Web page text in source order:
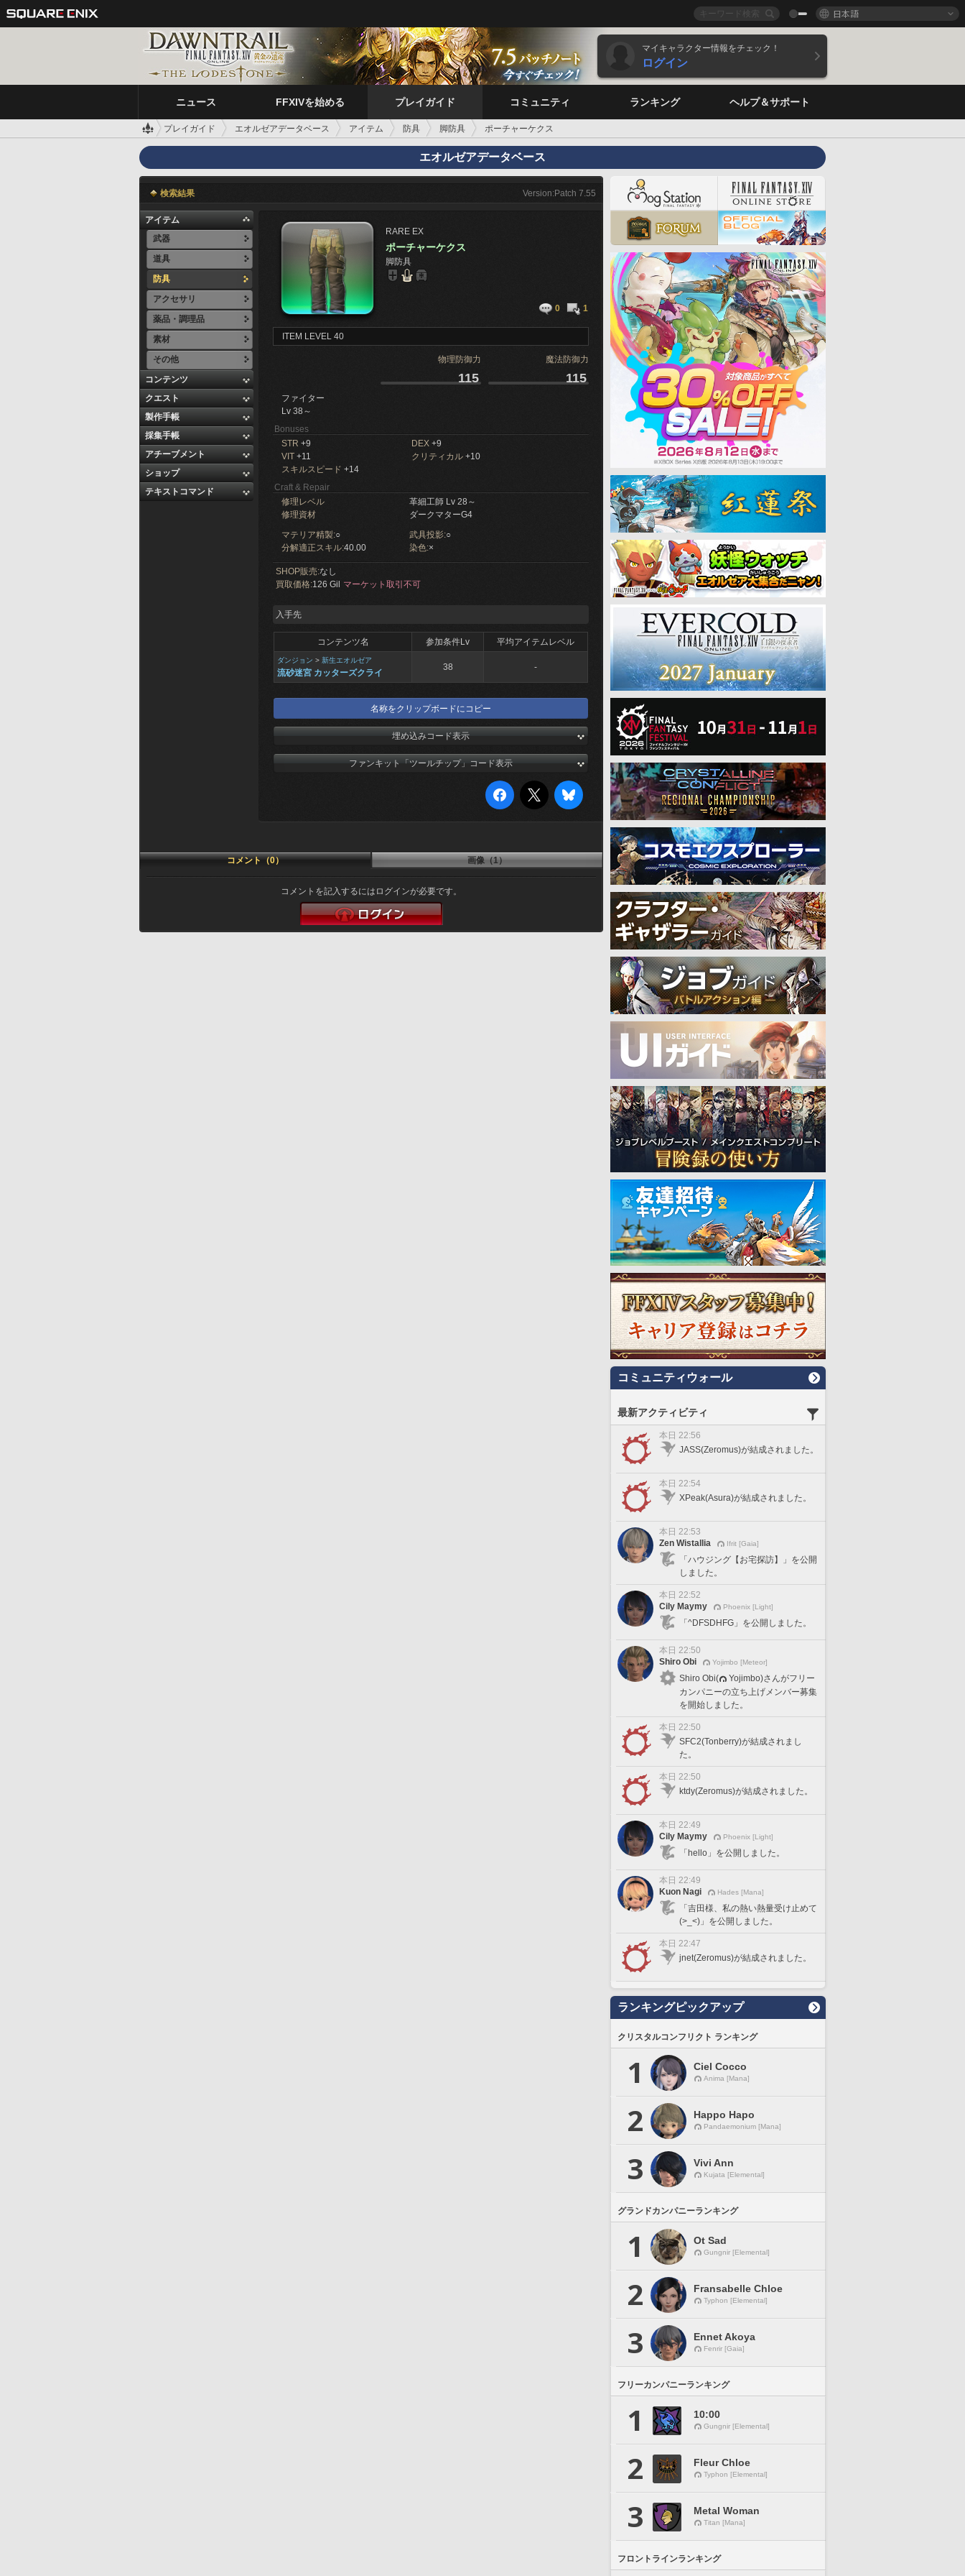
日本語
マイキャラクター情報をチェック！
ログイン
ニュース FFXIVを始める プレイガイド コミュニティ ランキング ヘルプ＆サポート
プレイガイド エオルゼアデータベース アイテム 防具 脚防具 ポーチャーケクス
エオルゼアデータベース
検索結果 Version:Patch 7.55
アイテム
武器
道具
防具
アクセサリ
薬品・調理品
素材
その他
コンテンツ
クエスト
製作手帳
採集手帳
アチーブメント
ショップ
テキストコマンド
RARE EX
ポーチャーケクス
脚防具
0 1
ITEM LEVEL 40
物理防御力 魔法防御力
115 115
ファイター
Lv 38～
Bonuses
STR +9 DEX +9
VIT +11 クリティカル +10
スキルスピード +14
Craft & Repair
修理レベル
革細工師 Lv 28～
修理資材
ダークマターG4
マテリア精製:○ 武具投影:○
分解適正スキル:40.00 染色:×
SHOP販売:なし
買取価格:126 Gil マーケット取引不可
入手先
コンテンツ名 参加条件Lv 平均アイテムレベル
ダンジョン > 新生エオルゼア
流砂迷宮 カッターズクライ
38 -
名称をクリップボードにコピー
埋め込みコード表示
ファンキット「ツールチップ」コード表示
コメント（0） 画像（1）
コメントを記入するにはログインが必要です。
コミュニティウォール
最新アクティビティ
本日 22:56
JASS(Zeromus)が結成されました。
本日 22:54
XPeak(Asura)が結成されました。
本日 22:53
Zen Wistallia
Ifrit [Gaia]
「ハウジング【お宅探訪】」を公開
しました。
本日 22:52
Cily Maymy
Phoenix [Light]
「^DFSDHFG」を公開しました。
本日 22:50
Shiro Obi
Yojimbo [Meteor]
Shiro Obi(
Yojimbo)さんがフリー
カンパニーの立ち上げメンバー募集
を開始しました。
本日 22:50
SFC2(Tonberry)が結成されまし
た。
本日 22:50
ktdy(Zeromus)が結成されました。
本日 22:49
Cily Maymy
Phoenix [Light]
「hello」を公開しました。
本日 22:49
Kuon Nagi
Hades [Mana]
「吉田様、私の熱い熱量受け止めて
(>_<)」を公開しました。
本日 22:47
jnet(Zeromus)が結成されました。
ランキングピックアップ
クリスタルコンフリクト ランキング
1 Ciel Cocco
Anima [Mana]
2 Happo Hapo
Pandaemonium [Mana]
3 Vivi Ann
Kujata [Elemental]
グランドカンパニーランキング
1 Ot Sad
Gungnir [Elemental]
2 Fransabelle Chloe
Typhon [Elemental]
3 Ennet Akoya
Fenrir [Gaia]
フリーカンパニーランキング
1 10:00
Gungnir [Elemental]
2 Fleur Chloe
Typhon [Elemental]
3 Metal Woman
Titan [Mana]
フロントラインランキング